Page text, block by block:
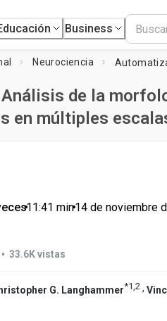
Business
Neurociencia
de la
en múltiples
•11:41 min•14 de noviembre
• 33.6K vistas
G. Langhammer*1,2 ,